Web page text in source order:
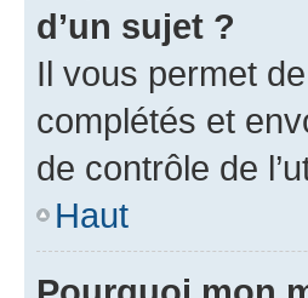
d’un sujet ?
Il vous permet
complétés et
de contrôle de
Haut